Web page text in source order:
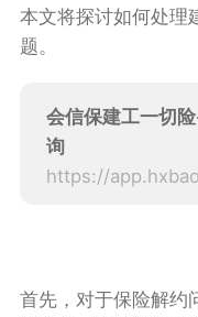
本文将探讨如何处理
题。
会信保建工一切
询
首先，对于保险解约